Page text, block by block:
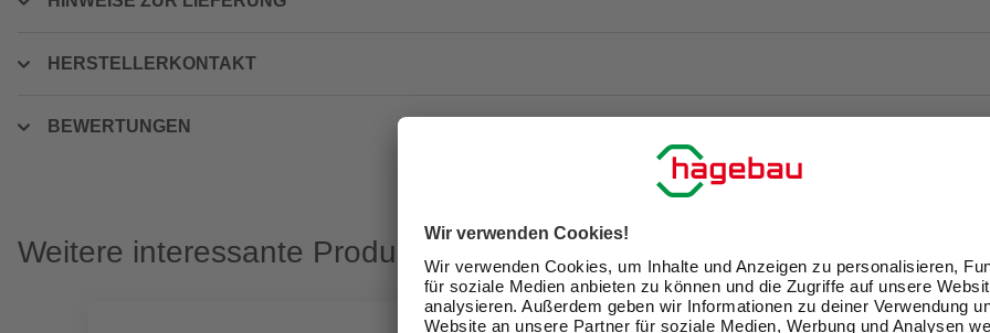
HERSTELLERKONTAKT
BEWERTUNGEN
Weitere interessante Produkte